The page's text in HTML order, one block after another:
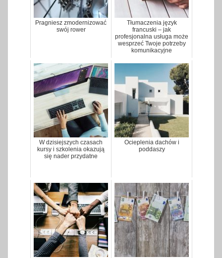
Pragniesz zmodernizować
swój rower
Tłumaczenia język
francuski – jak
profesjonalna usługa może
wesprzeć Twoje potrzeby
komunikacyjne
W dzisiejszych czasach
kursy i szkolenia okazują
się nader przydatne
Ocieplenia dachów i
poddaszy